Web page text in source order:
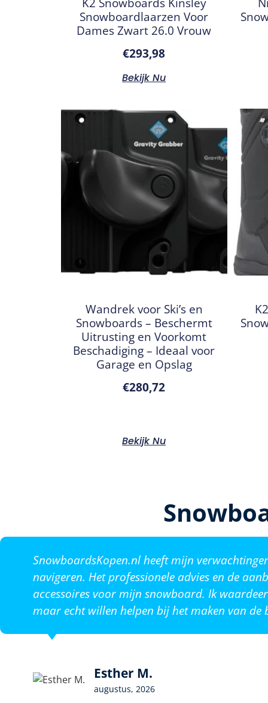
Snowboardlaarzen Voor
Dames Zwart 26.0 Vrouw
€293,98
Bekijk Nu
Wandrek voor Ski’s en
Snowboards – Beschermt
Uitrusting en Voorkomt
Beschadiging – Ideaal voor
Garage en Opslag
€280,72
Bekijk Nu
SnowboardsKopen.nl heeft mijn
navigeren. Het professionele advies en de
accessoires voor mijn snowboard. Ik
maar echt willen helpen bij het maken van de
Esther M.
augustus, 2026